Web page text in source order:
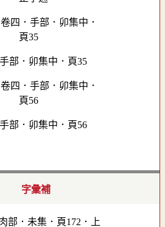
部．卯集中．頁35
部．卯集中．頁56
字彙補